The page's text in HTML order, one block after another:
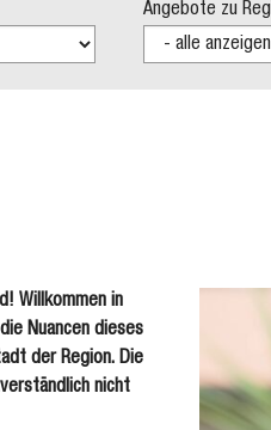
Angebote zu
Willkommen in
Nuancen dieses
der Region. Die
nicht